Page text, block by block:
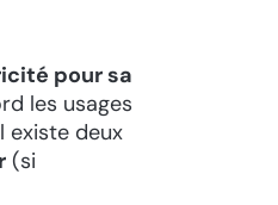
pour sa
les usages
existe deux
(si